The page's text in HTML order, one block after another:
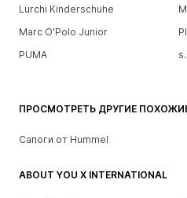
Lurchi Kinderschuhe
Marc O'Polo Junior
PUMA
ПРОСМОТРЕТЬ ДРУГИЕ
Сапоги от Hummel
ABOUT YOU X INTERNATIONAL